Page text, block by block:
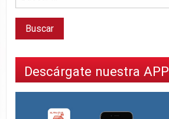
Descárgate nuestra APP